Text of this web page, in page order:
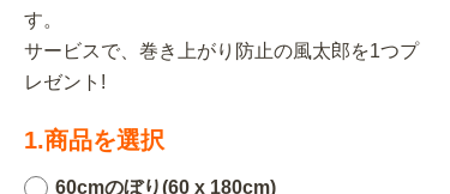
す。
サービスで、巻き上がり防止の風太郎を1つプ
レゼント!
1.商品を選択
60cmのぼり(60 x 180cm)